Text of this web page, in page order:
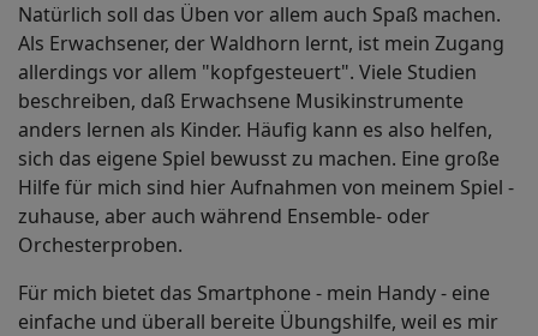
Natürlich soll das Üben vor allem auch Spaß machen.
Als Erwachsener, der Waldhorn lernt, ist mein Zugang
allerdings vor allem "kopfgesteuert". Viele Studien
beschreiben, daß Erwachsene Musikinstrumente
anders lernen als Kinder. Häufig kann es also helfen,
sich das eigene Spiel bewusst zu machen. Eine große
Hilfe für mich sind hier Aufnahmen von meinem Spiel -
zuhause, aber auch während Ensemble- oder
Orchesterproben.
Für mich bietet das Smartphone - mein Handy - eine
einfache und überall bereite Übungshilfe, weil es mir